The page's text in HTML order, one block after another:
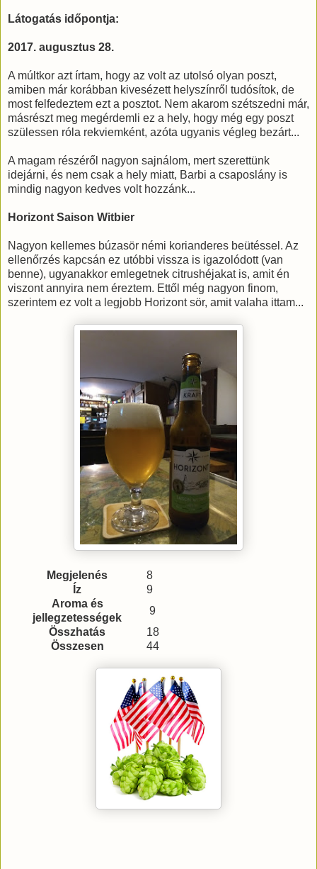
Látogatás időpontja:
2017. augusztus 28.
A múltkor azt írtam, hogy az volt az utolsó olyan poszt,
amiben már korábban kivesézett helyszínről tudósítok, de
most felfedeztem ezt a posztot. Nem akarom szétszedni már,
másrészt meg megérdemli ez a hely, hogy még egy poszt
szülessen róla rekviemként, azóta ugyanis végleg bezárt...
A magam részéről nagyon sajnálom, mert szerettünk
idejárni, és nem csak a hely miatt, Barbi a csaposlány is
mindig nagyon kedves volt hozzánk...
Horizont Saison Witbier
Nagyon kellemes búzasör némi korianderes beütéssel. Az
ellenőrzés kapcsán ez utóbbi vissza is igazolódott (van
benne), ugyanakkor emlegetnek citrushéjakat is, amit én
viszont annyira nem éreztem. Ettől még nagyon finom,
szerintem ez volt a legjobb Horizont sör, amit valaha ittam...
Megjelenés
8
Íz
9
Aroma és
jellegzetességek
9
Összhatás
18
Összesen
44